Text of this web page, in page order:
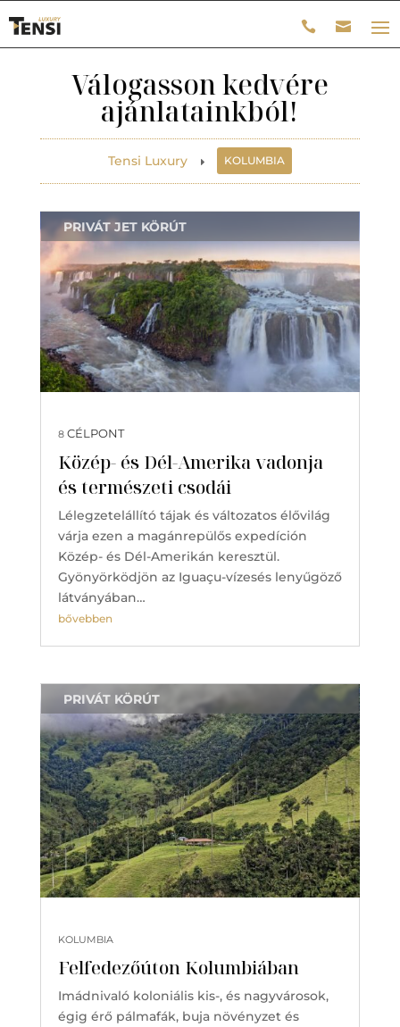
Válogasson kedvére
ajánlatainkból!
Tensi Luxury E KOLUMBIA
Közép- és Dél-Amerika vadonja
és természeti csodái
8CÉLPONT
PRIVÁT JET KÖRÚT
Lélegzetelállító tájak és változatos élővilág
várja ezen a magánrepülős expedíción
Közép- és Dél-Amerikán keresztül.
Gyönyörködjön az Iguaçu-vízesés lenyűgöző
látványában…
bővebben
Felfedezőúton Kolumbiában
KOLUMBIA
PRIVÁT KÖRÚT
Imádnivaló koloniális kis-, és nagyvárosok,
égig érő pálmafák, buja növényzet és